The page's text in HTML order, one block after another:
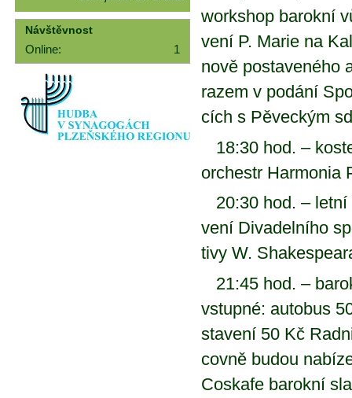
workshop ba­rok­ní
ve­ní P. Ma­rie na
no­vě po­sta­ve­né­ho
ra­zem v po­dá­ní
cích s Pě­vec­kým
18:30 hod. –
or­chestr Har­mo­nia
20:30 hod. –
ve­ní Di­va­del­ní­ho
ti­vy W.
21:45 hod. –
vstup­né: au­to­bus
sta­ve­ní 50 Kč
cov­ně bu­dou
Co­ska­fe ba­rok­ní
Návštěvnost
Online: 1